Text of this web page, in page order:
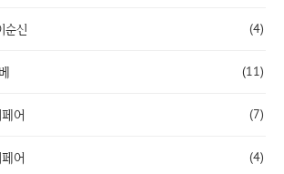
순신 (4)
(11)
어 (7)
어 (4)